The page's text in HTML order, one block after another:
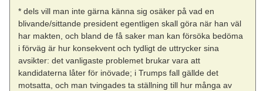
* dels vill man inte gärna känna sig osäker på vad en
blivande/sittande president egentligen skall göra när han väl
har makten, och bland de få saker man kan försöka bedöma
i förväg är hur konsekvent och tydligt de uttrycker sina
avsikter: det vanligaste problemet brukar vara att
kandidaterna låter för inövade; i Trumps fall gällde det
motsatta, och man tvingades ta ställning till hur många av